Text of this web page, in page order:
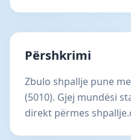
Përshkrimi
Zbulo shpallje pune
(5010). Gjej mundësi
direkt përmes